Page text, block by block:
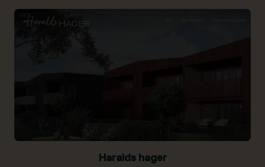
Haralds hager